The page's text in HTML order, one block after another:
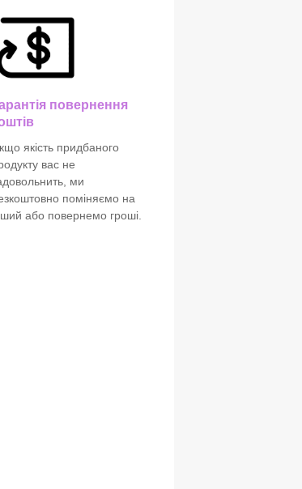
повернення
якість придбаного
вас не
ми
поміняємо на
або повернемо гроші.